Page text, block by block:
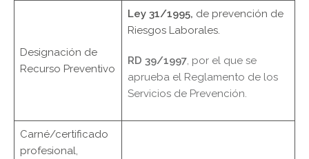
Designación de
Recurso Preventivo
Ley 31/1995, de prevención de
Riesgos Laborales.
RD 39/1997, por el que se
aprueba el Reglamento de los
Servicios de Prevención.
Carné/certificado
profesional,